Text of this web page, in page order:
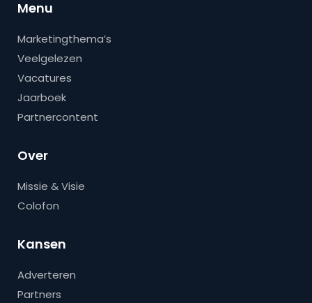
Menu
Marketingthema’s
Veelgelezen
Vacatures
Jaarboek
Partnercontent
Over
Missie & Visie
Colofon
Kansen
Adverteren
Partners